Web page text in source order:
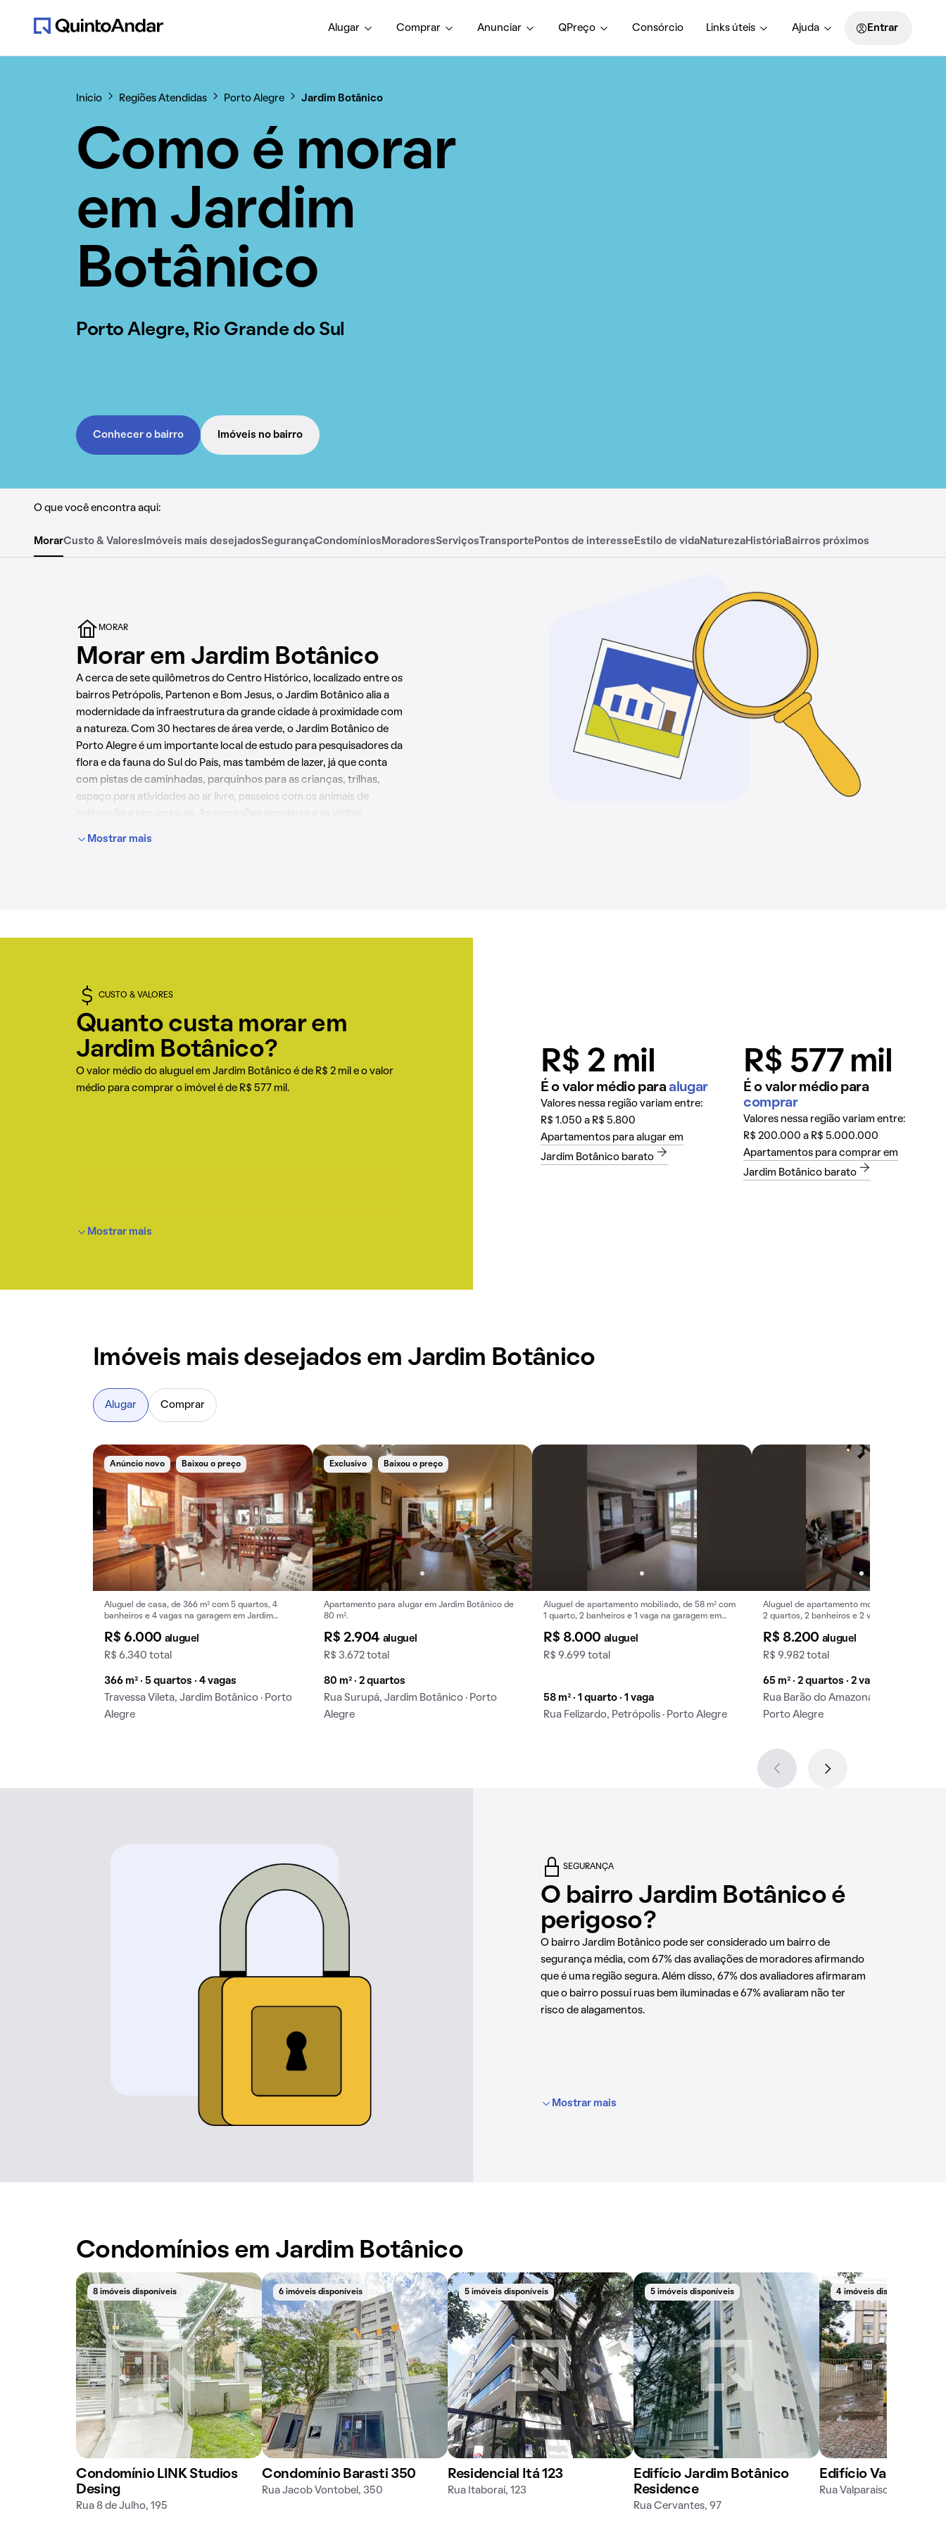
Alugar Comprar Anunciar QPreço Consórcio Links úteis Ajuda Entrar
Início Regiões Atendidas Porto Alegre Jardim Botânico
Como é morar
em Jardim
Botânico
Porto Alegre, Rio Grande do Sul
Conhecer o bairro Imóveis no bairro
O que você encontra aqui:
MorarCusto & Valores Imóveis mais desejadosSegurançaCondomínios MoradoresServiços Transporte Pontos de interesse Estilo de vida Natureza História Bairros próximos
MORAR
Morar em Jardim Botânico
A cerca de sete quilômetros do Centro Histórico, localizado entre os
bairros Petrópolis, Partenon e Bom Jesus, o Jardim Botânico alia a
modernidade da infraestrutura da grande cidade à proximidade com
a natureza. Com 30 hectares de área verde, o Jardim Botânico de
Porto Alegre é um importante local de estudo para pesquisadores da
flora e da fauna do Sul do País, mas também de lazer, já que conta
com pistas de caminhadas, parquinhos para as crianças, trilhas,
espaço para atividades ao ar livre, passeios com os animais de
Mostrar mais
CUSTO & VALORES
Quanto custa morar em
Jardim Botânico?
O valor médio do aluguel em Jardim Botânico é de R$ 2 mil e o valor
médio para comprar o imóvel é de R$ 577 mil.
Mostrar mais
R$ 2 mil
É o valor médio para alugar
Valores nessa região variam entre:
R$ 1.050 a R$ 5.800
Apartamentos para alugar em
Jardim Botânico barato
R$ 577 mil
É o valor médio para
comprar
Valores nessa região variam entre:
R$ 200.000 a R$ 5.000.000
Apartamentos para comprar em
Jardim Botânico barato
Imóveis mais desejados em Jardim Botânico
Anúncio novo Baixou o preço
Aluguel de casa, de 366 m² com 5 quartos, 4
banheiros e 4 vagas na garagem em Jardim
R$ 6.000 aluguel
R$ 6.340 total
366 m² · 5 quartos · 4 vagas
Travessa Vileta, Jardim Botânico · Porto
Alegre
Exclusivo Baixou o preço
Apartamento para alugar em Jardim Botânico de
80 m².
R$ 2.904 aluguel
R$ 3.672 total
80 m² · 2 quartos
Rua Surupá, Jardim Botânico · Porto
Alegre
Aluguel de apartamento mobiliado, de 58 m² com
1 quarto, 2 banheiros e 1 vaga na garagem em
R$ 8.000 aluguel
R$ 9.699 total
58 m² · 1 quarto · 1 vaga
Rua Felizardo, Petrópolis · Porto Alegre
Aluguel de apartamento mobiliado, de 65 m²
2 quartos, 2 banheiros e 2 vagas na garagem
R$ 8.200 aluguel
R$ 9.982 total
65 m² · 2 quartos · 2 vagas
Rua Barão do Amazonas, Petrópolis ·
Porto Alegre
Alugar Comprar
SEGURANÇA
O bairro Jardim Botânico é
perigoso?
O bairro Jardim Botânico pode ser considerado um bairro de
segurança média, com 67% das avaliações de moradores afirmando
que é uma região segura. Além disso, 67% dos avaliadores afirmaram
que o bairro possui ruas bem iluminadas e 67% avaliaram não ter
risco de alagamentos.
Mostrar mais
Condomínios em Jardim Botânico
8 imóveis disponíveis
Condomínio LINK Studios
Desing
Rua 8 de Julho, 195
6 imóveis disponíveis
Condomínio Barasti 350
Rua Jacob Vontobel, 350
5 imóveis disponíveis
Residencial Itá 123
Rua Itaboraí, 123
5 imóveis disponíveis
Edifício Jardim Botânico
Residence
Rua Cervantes, 97
4 imóveis disponíveis
Edifício Valparaíso
Rua Valparaíso, 419